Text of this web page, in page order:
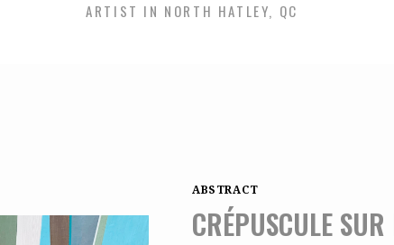
ARTIST IN NORTH HATLEY, QC
ABSTRACT
CRÉPUSCULE SUR